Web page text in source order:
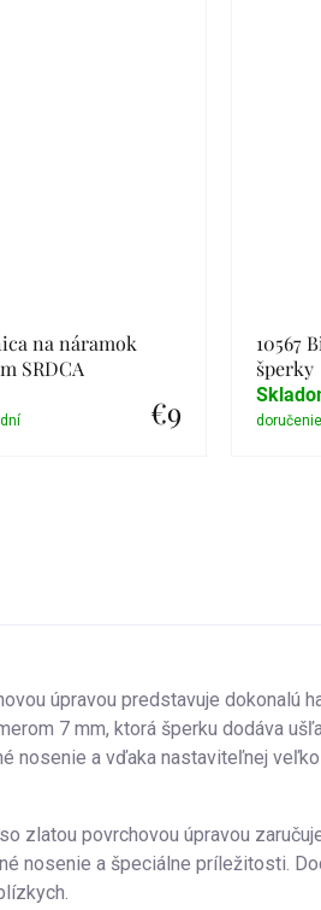
na náramok
SRDCA
€9
10567
šperky
úpravou predstavuje dokonalú
7 mm, ktorá šperku dodáva
nosenie a vďaka nastaviteľnej
zlatou povrchovou úpravou
nosenie a špeciálne príležitosti.